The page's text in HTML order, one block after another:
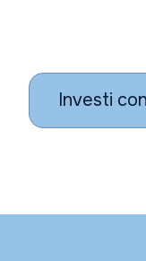
Investi